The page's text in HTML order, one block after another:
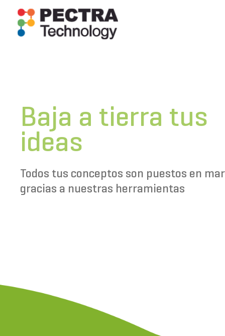
contenido
Baja a tierra tus
ideas
Todos tus conceptos son puestos en
gracias a nuestras herramientas